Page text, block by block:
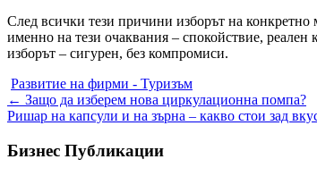
След всички тези причини изборът на конкретно
именно на тези очаквания – спокойствие,
изборът – сигурен, без компромиси.
Развитие на фирми - Туризъм
Post
navigation
← Защо да изберем нова циркулационна помпа?
Ришар на капсули и на зърна – какво стои зад
Бизнес Публикации